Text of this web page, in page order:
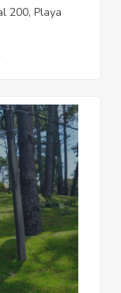
200, Playa